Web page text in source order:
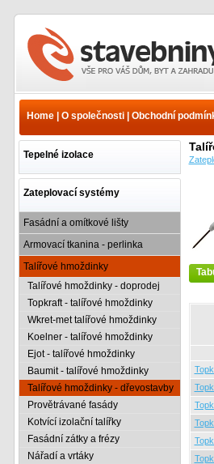
dřevostavby - Talířové
systémy - Ceník
Home| O společnosti| Obchodní
Tepelné izolace
Zateplovací systémy
Fasádní a omítkové lišty
Armovací tkanina - perlinka
Talířové hmoždinky
Talířové hmoždinky - doprodej
Topkraft - talířové hmoždinky
Wkret-met talířové hmoždinky
Koelner - talířové hmoždinky
Ejot - talířové hmoždinky
Baumit - talířové hmoždinky
Talířové hmoždinky - dřevostavby
Provětrávané fasády
Kotvící izolační talířky
Fasádní zátky a frézy
Nářadí a vrtáky